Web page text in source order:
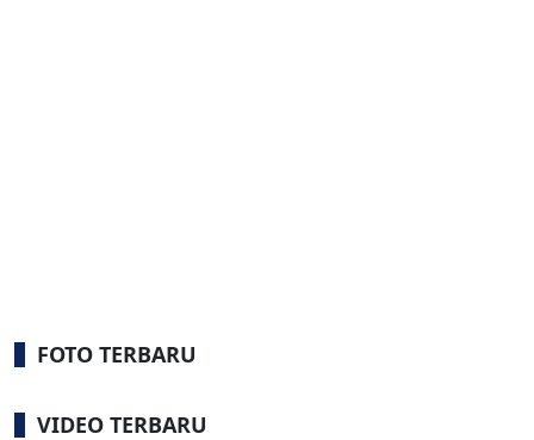
FOTO TERBARU
VIDEO TERBARU